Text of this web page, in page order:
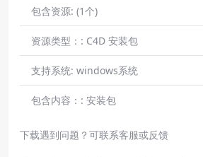
包含资源: (1个)
资源类型：: C4D 安装包
支持系统: windows系统
包含内容：: 安装包
下载遇到问题？可联系客服或反馈